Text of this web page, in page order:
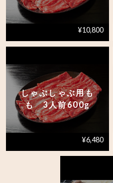
¥10,800
しゃぶしゃぶ用も
も 3人前600g
¥6,480